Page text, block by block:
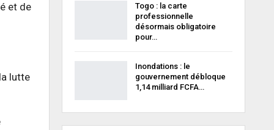
et de
lutte
Togo : la carte
professionnelle
désormais obligatoire
pour…
Inondations : le
gouvernement débloque
1,14 milliard FCFA…